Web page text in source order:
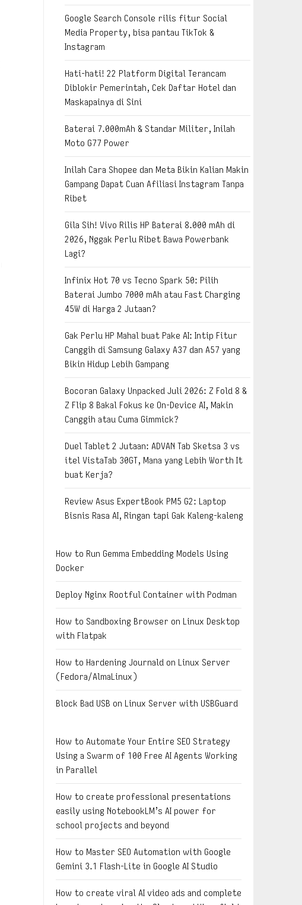
Google Search Console rilis fitur Social
Media Property, bisa pantau TikTok &
Instagram
Hati-hati! 22 Platform Digital Terancam
Diblokir Pemerintah, Cek Daftar Hotel dan
Maskapainya di Sini
Baterai 7.000mAh & Standar Militer, Inilah
Moto G77 Power
Inilah Cara Shopee dan Meta Bikin Kalian Makin
Gampang Dapat Cuan Afiliasi Instagram Tanpa
Ribet
Gila Sih! Vivo Rilis HP Baterai 8.000 mAh di
2026, Nggak Perlu Ribet Bawa Powerbank
Lagi?
Infinix Hot 70 vs Tecno Spark 50: Pilih
Baterai Jumbo 7000 mAh atau Fast Charging
45W di Harga 2 Jutaan?
Gak Perlu HP Mahal buat Pake AI: Intip Fitur
Canggih di Samsung Galaxy A37 dan A57 yang
Bikin Hidup Lebih Gampang
Bocoran Galaxy Unpacked Juli 2026: Z Fold 8 &
Z Flip 8 Bakal Fokus ke On-Device AI, Makin
Canggih atau Cuma Gimmick?
Duel Tablet 2 Jutaan: ADVAN Tab Sketsa 3 vs
itel VistaTab 30GT, Mana yang Lebih Worth It
buat Kerja?
Review Asus ExpertBook PM5 G2: Laptop
Bisnis Rasa AI, Ringan tapi Gak Kaleng-kaleng
How to Run Gemma Embedding Models Using
Docker
Deploy Nginx Rootful Container with Podman
How to Sandboxing Browser on Linux Desktop
with Flatpak
How to Hardening Journald on Linux Server
(Fedora/AlmaLinux)
Block Bad USB on Linux Server with USBGuard
How to Automate Your Entire SEO Strategy
Using a Swarm of 100 Free AI Agents Working
in Parallel
How to create professional presentations
easily using NotebookLM’s AI power for
school projects and beyond
How to Master SEO Automation with Google
Gemini 3.1 Flash-Lite in Google AI Studio
How to create viral AI video ads and complete